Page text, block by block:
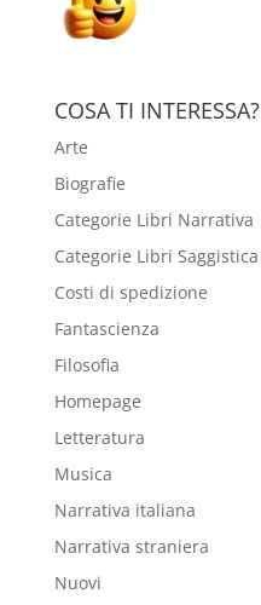
COSA TI INTERESSA?
Arte
Biografie
Categorie Libri Narrativa
Categorie Libri Saggistica
Costi di spedizione
Fantascienza
Filosofia
Homepage
Letteratura
Musica
Narrativa italiana
Narrativa straniera
Nuovi